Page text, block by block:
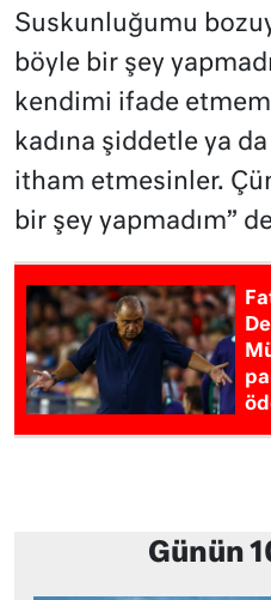
Suskunluğumu
böyle bir şey
kendimi ifade
kadına şiddetle ya
itham etmesinler.
bir şey yapmadım”
Günün